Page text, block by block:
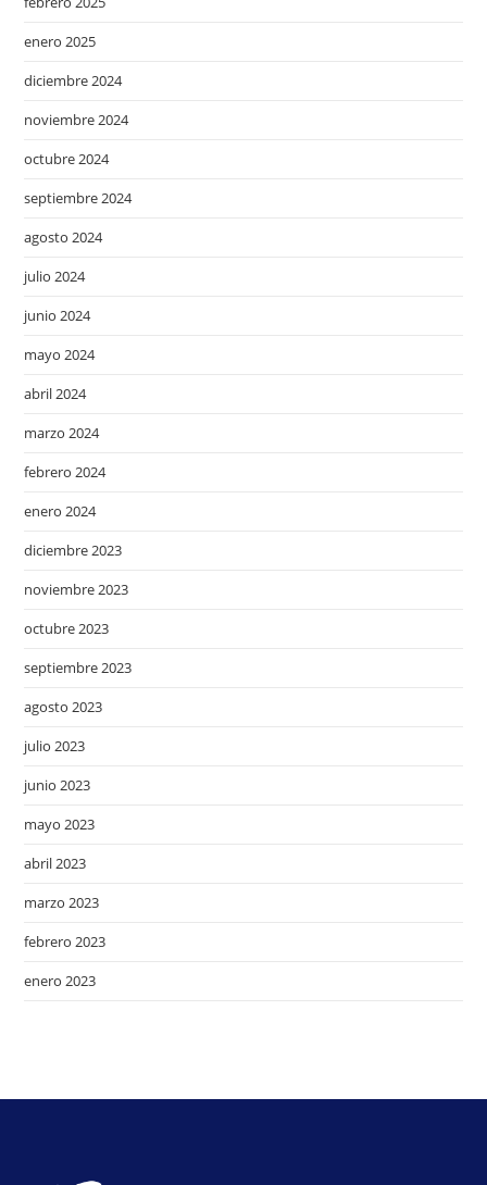
enero 2025
diciembre 2024
noviembre 2024
octubre 2024
septiembre 2024
agosto 2024
julio 2024
junio 2024
mayo 2024
abril 2024
marzo 2024
febrero 2024
enero 2024
diciembre 2023
noviembre 2023
octubre 2023
septiembre 2023
agosto 2023
julio 2023
junio 2023
mayo 2023
abril 2023
marzo 2023
febrero 2023
enero 2023